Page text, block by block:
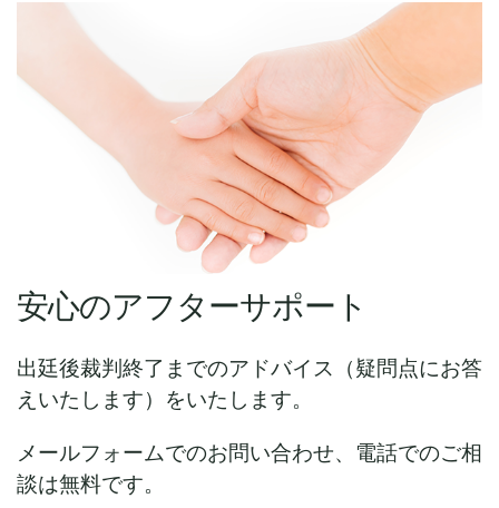
安心のアフターサポート
出廷後裁判終了までのアドバイス（疑問点にお答
えいたします）をいたします。
メールフォームでのお問い合わせ、電話でのご相
談は無料です。